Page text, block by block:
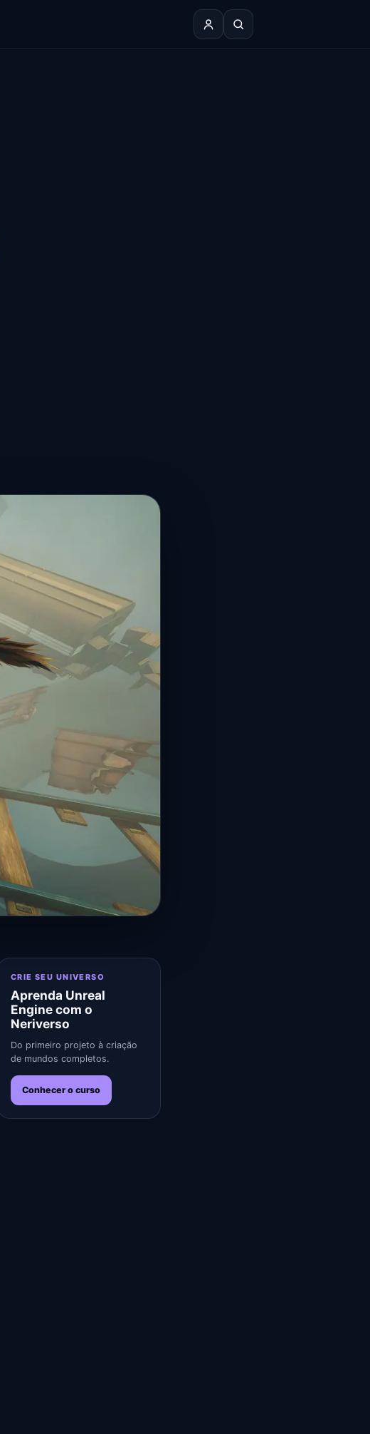
CRIE SEU UNIVERSO
Aprenda Unreal
Engine com o
Neriverso
Do primeiro projeto à criação
de mundos completos.
Conhecer o curso